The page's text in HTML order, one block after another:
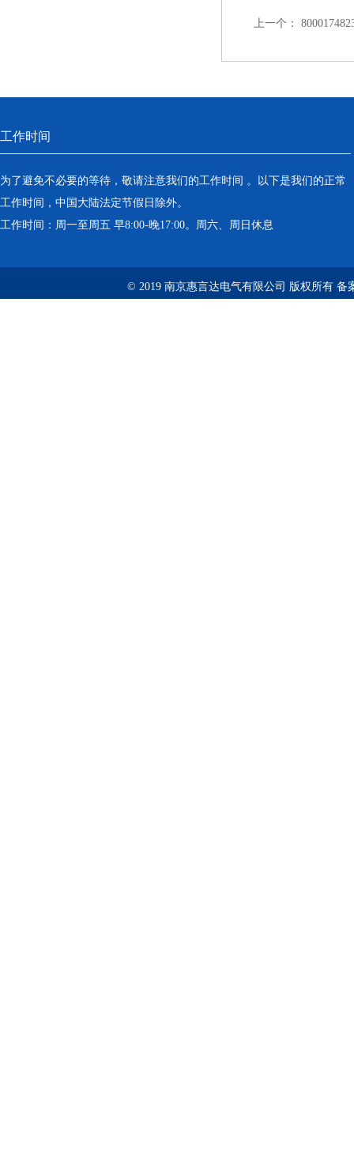
上一个：
工作时间
为了避免不必要的等待，敬请注意我们的工作时间 。以下是我们的正常
工作时间，中国大陆法定节假日除外。
工作时间：周一至周五 早8:00-晚17:00。周六、周日休息
© 2019 南京惠言达电气有限公司 版权所有 备